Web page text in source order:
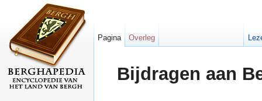
Bijdragen aan
Pagina Overleg